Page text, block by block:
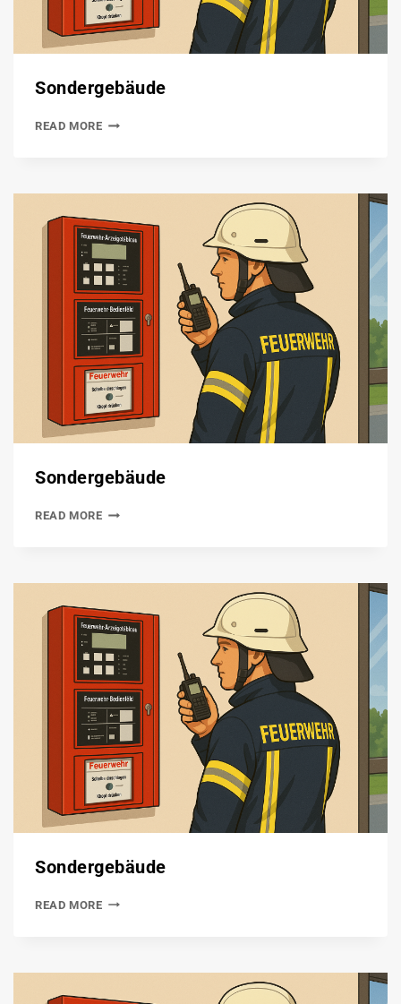
Sondergebäude
READ MORE
Sondergebäude
READ MORE
Sondergebäude
READ MORE